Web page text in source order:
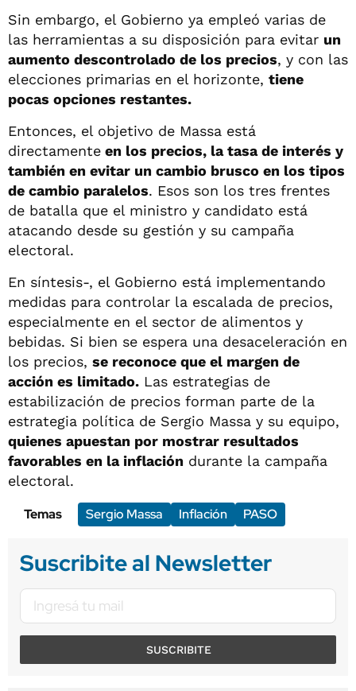
Sin embargo, el Gobierno ya empleó varias de
las herramientas a su disposición para evitar un
aumento descontrolado de los precios, y con las
elecciones primarias en el horizonte, tiene
pocas opciones restantes.
Entonces, el objetivo de Massa está
directamente en los precios, la tasa de interés y
también en evitar un cambio brusco en los tipos
de cambio paralelos. Esos son los tres frentes
de batalla que el ministro y candidato está
atacando desde su gestión y su campaña
electoral.
En síntesis-, el Gobierno está implementando
medidas para controlar la escalada de precios,
especialmente en el sector de alimentos y
bebidas. Si bien se espera una desaceleración en
los precios, se reconoce que el margen de
acción es limitado. Las estrategias de
estabilización de precios forman parte de la
estrategia política de Sergio Massa y su equipo,
quienes apuestan por mostrar resultados
favorables en la inflación durante la campaña
electoral.
Temas
Sergio Massa Inflación PASO
Suscribite al Newsletter
SUSCRIBITE